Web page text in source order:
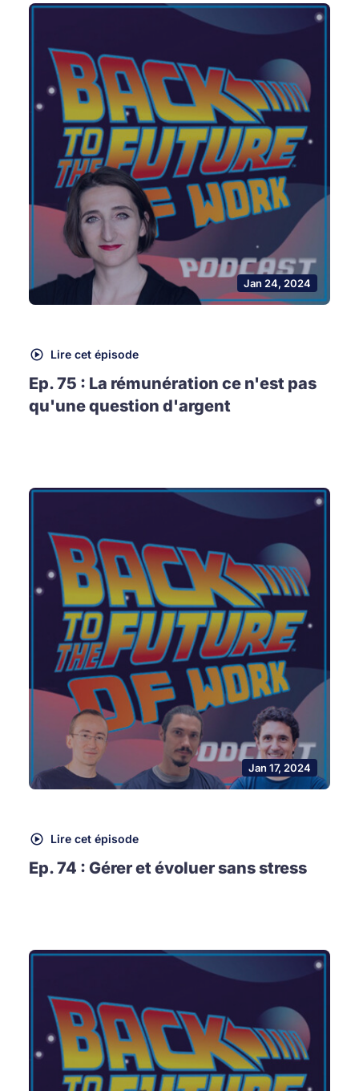
Jan 24, 2024
Lire cet épisode
Ep. 75 : La rémunération ce n'est pas
qu'une question d'argent
Jan 17, 2024
Lire cet épisode
Ep. 74 : Gérer et évoluer sans stress